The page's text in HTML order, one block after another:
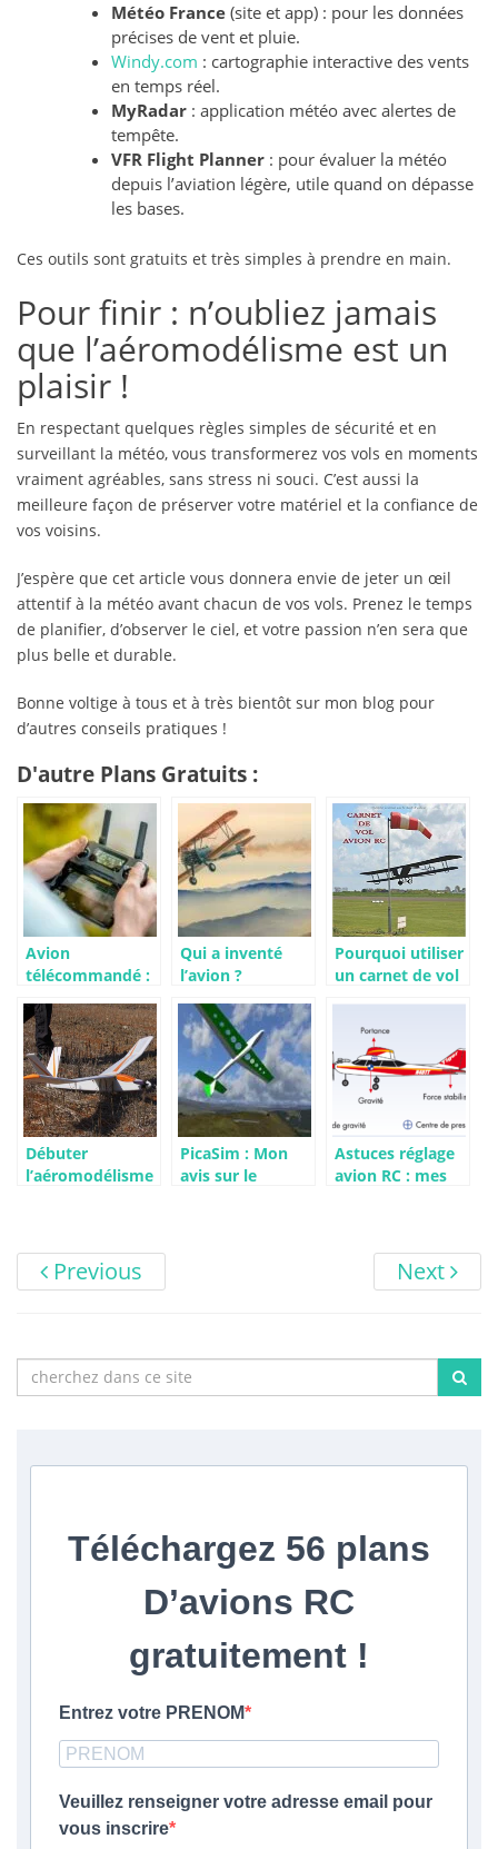
Météo France (site et app) : pour les données
précises de vent et pluie.
Windy.com : cartographie interactive des vents
en temps réel.
MyRadar : application météo avec alertes de
tempête.
VFR Flight Planner : pour évaluer la météo
depuis l’aviation légère, utile quand on dépasse
les bases.
Ces outils sont gratuits et très simples à prendre en main.
Pour finir : n’oubliez jamais
que l’aéromodélisme est un
plaisir !
En respectant quelques règles simples de sécurité et en
surveillant la météo, vous transformerez vos vols en moments
vraiment agréables, sans stress ni souci. C’est aussi la
meilleure façon de préserver votre matériel et la confiance de
vos voisins.
J’espère que cet article vous donnera envie de jeter un œil
attentif à la météo avant chacun de vos vols. Prenez le temps
de planifier, d’observer le ciel, et votre passion n’en sera que
plus belle et durable.
Bonne voltige à tous et à très bientôt sur mon blog pour
d’autres conseils pratiques !
D'autre Plans Gratuits :
Avion
télécommandé :
acheter pour
votre enfant ?
Qui a inventé
l’avion ?
Pourquoi utiliser
un carnet de vol
l’aéromodélisme
?
Débuter
l’aéromodélisme
PicaSim : Mon
avis sur le
Astuces réglage
avion RC : mes
Previous Next
Téléchargez 56 plans
D’avions RC
gratuitement !
Entrez votre PRENOM
Veuillez renseigner votre adresse email pour
vous inscrire